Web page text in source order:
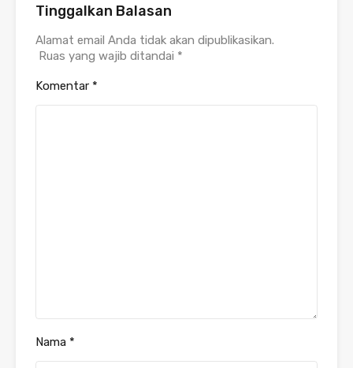
Tinggalkan Balasan
Alamat email Anda tidak akan dipublikasikan.
Ruas yang wajib ditandai *
Komentar *
Nama *